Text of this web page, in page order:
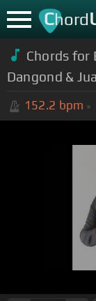
Chord
Chords for
Dangond &
152.2 bpm